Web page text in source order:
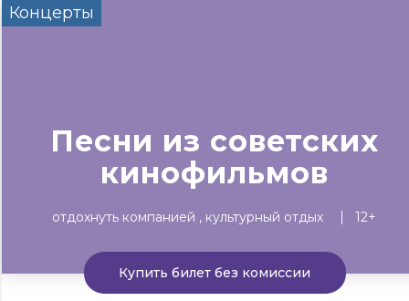
Все материалы Концерты Театр Детям
Концерты
Песни из советских
кинофильмов
отдохнуть компанией культурный отдых 12+
Купить билет без комиссии